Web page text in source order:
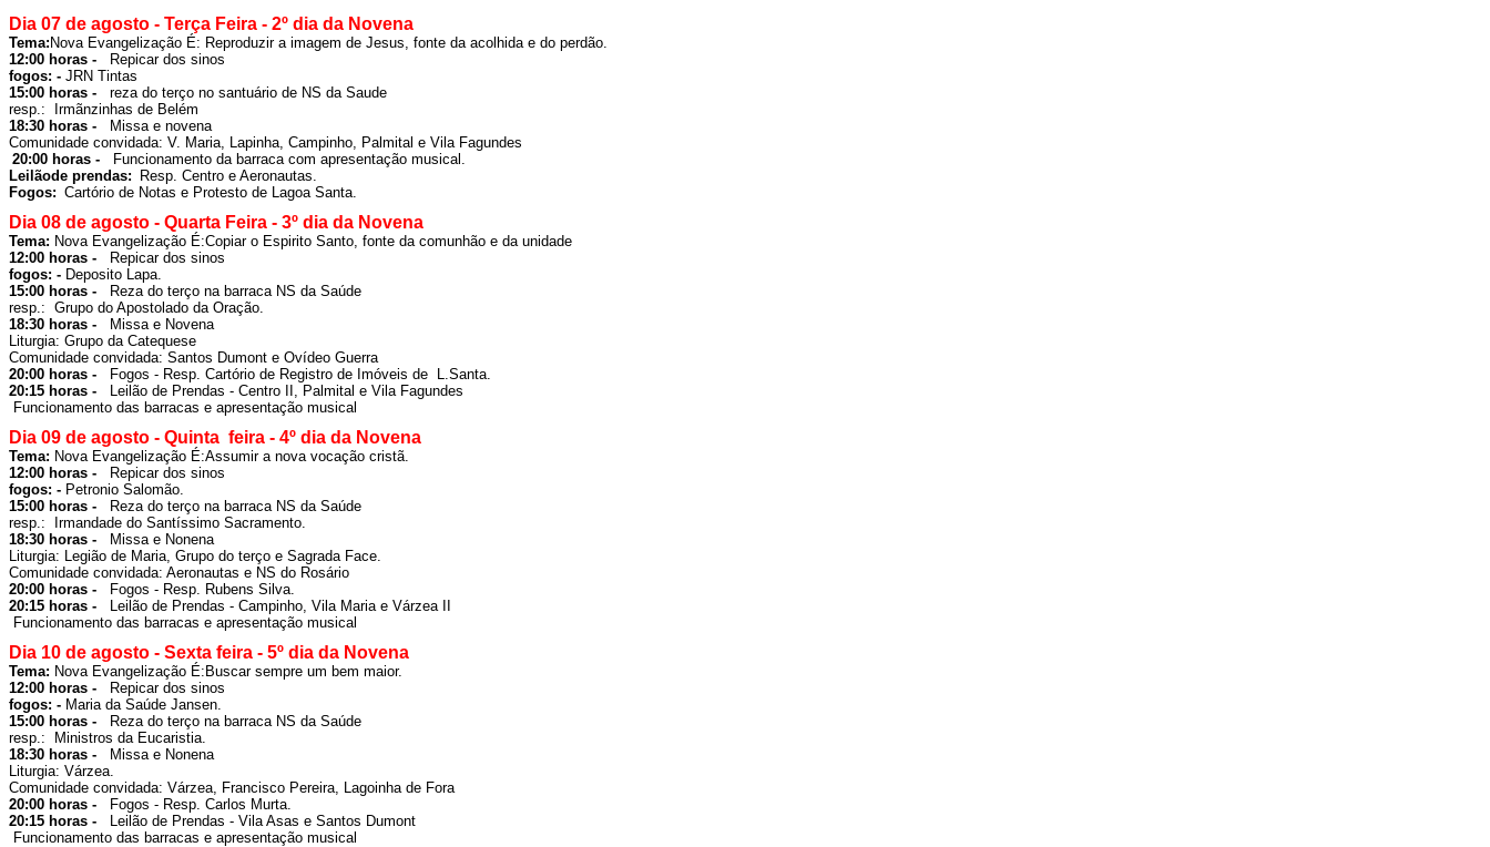
Dia 07 de agosto - Terça Feira - 2º dia da Novena
Tema: Nova Evangelização É: Reproduzir a imagem de Jesus, fonte da acolhida e do perdão.
12:00 horas -
Repicar dos sinos
fogos: - JRN Tintas
15:00 horas -
reza do terço no santuário de NS da Saude
resp.:  Irmãnzinhas de Belém
18:30 horas -
Missa e novena
Comunidade convidada: V. Maria, Lapinha, Campinho, Palmital e Vila Fagundes
20:00 horas -
Leilãode prendas:
Resp. Centro e Aeronautas.
Fogos: Cartório de Notas e Protesto de Lagoa Santa.
Dia 08 de agosto - Quarta Feira - 3º dia da Novena
Tema: Nova Evangelização É:Copiar o Espirito Santo, fonte da comunhão e da unidade
12:00 horas -
fogos: - Deposito Lapa.
15:00 horas -
Reza do terço na barraca NS da Saúde
resp.:  Grupo do Apostolado da Oração.
18:30 horas -
Missa e Novena
Comunidade convidada: Santos Dumont e Ovídeo Guerra
20:00 horas -
Fogos - Resp. Cartório de Registro de Imóveis de  L.Santa.
20:15 horas -
Leilão de Prendas - Centro II, Palmital e Vila Fagundes
Funcionamento das barracas e apresentação musical
Dia 09 de agosto - Quinta  feira - 4º dia da Novena
Tema: Nova Evangelização É:Assumir a nova vocação cristã.
12:00 horas -
fogos: - Petronio Salomão.
15:00 horas -
Reza do terço na barraca NS da Saúde
resp.:  Irmandade do Santíssimo Sacramento.
18:30 horas -
Missa e Nonena
Comunidade convidada: Aeronautas e NS do Rosário
20:00 horas -
Fogos - Resp. Rubens Silva.
20:15 horas -
Leilão de Prendas - Campinho, Vila Maria e Várzea II
Funcionamento das barracas e apresentação musical
Dia 10 de agosto - Sexta feira - 5º dia da Novena
Tema: Nova Evangelização É: Buscar sempre um bem maior.
12:00 horas -
fogos: - Maria da Saúde Jansen.
15:00 horas -
Reza do terço na barraca NS da Saúde
resp.:  Ministros da Eucaristia.
18:30 horas -
Missa e Nonena
Comunidade convidada: Várzea, Francisco Pereira, Lagoinha de Fora
20:00 horas -
Fogos - Resp. Carlos Murta.
20:15 horas -
Leilão de Prendas - Vila Asas e Santos Dumont
Funcionamento das barracas e apresentação musical